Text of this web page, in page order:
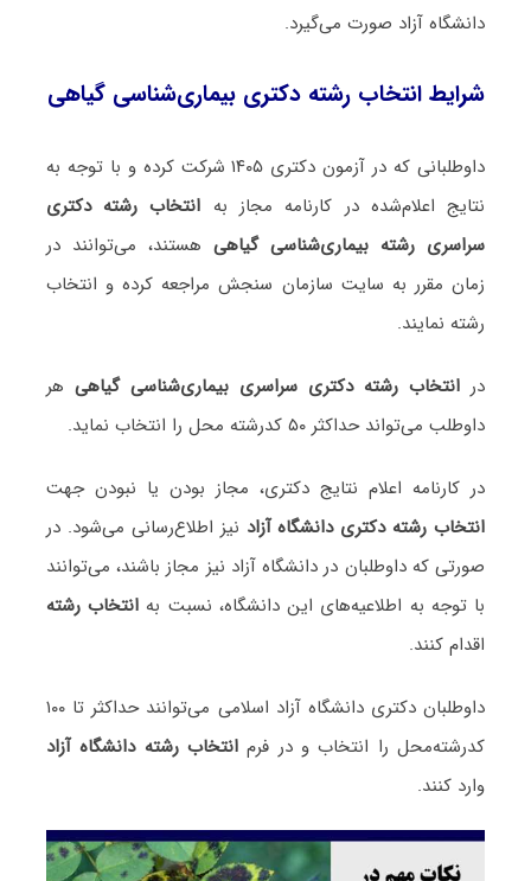
دانشگاه آزاد صورت می‌گیرد.
شرایط انتخاب رشته دکتری بیماری‌شناسی گیاهی
داوطلبانی که در آزمون دکتری ۱۴۰۵ شرکت کرده و با توجه به
نتایج اعلام‌شده در کارنامه مجاز به انتخاب رشته دکتری
سراسری رشته بیماری‌شناسی گیاهی هستند، می‌توانند در
زمان مقرر به سایت سازمان سنجش مراجعه کرده و انتخاب
رشته نمایند.
در انتخاب رشته دکتری سراسری بیماری‌شناسی گیاهی هر
داوطلب می‌تواند حداکثر ۵۰ کدرشته محل را انتخاب نماید.
در کارنامه اعلام نتایج دکتری، مجاز بودن یا نبودن جهت
انتخاب رشته دکتری دانشگاه آزاد نیز اطلاع‌رسانی می‌شود. در
صورتی که داوطلبان در دانشگاه آزاد نیز مجاز باشند، می‌توانند
با توجه به اطلاعیه‌های این دانشگاه، نسبت به انتخاب رشته
اقدام کنند.
داوطلبان دکتری دانشگاه آزاد اسلامی می‌توانند حداکثر تا ۱۰۰
کدرشته‌محل را انتخاب و در فرم انتخاب رشته دانشگاه آزاد
وارد کنند.